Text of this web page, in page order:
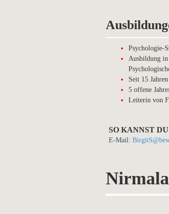
Psychologie-
Ausbildung in
Seit 15
5 offene
Leiterin von
SO KANNST
E-Mail: